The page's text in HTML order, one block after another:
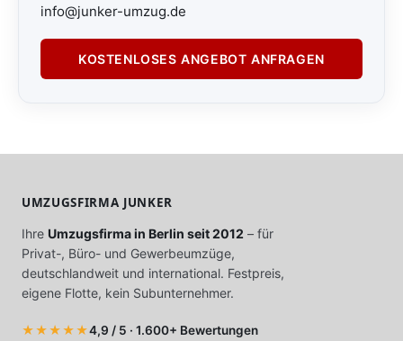
info@junker-umzug.de
KOSTENLOSES ANGEBOT ANFRAGEN
UMZUGSFIRMA JUNKER
Ihre Umzugsfirma in Berlin seit 2012 – für
Privat-, Büro- und Gewerbeumzüge,
deutschlandweit und international. Festpreis,
eigene Flotte, kein Subunternehmer.
★★★★★4,9 / 5 · 1.600+ Bewertungen